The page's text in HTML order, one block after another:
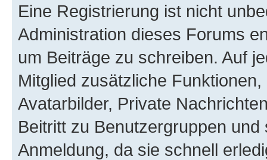
Eine Registrierung ist nicht
Administration dieses Forums
um Beiträge zu schreiben. Auf
Mitglied zusätzliche
Avatarbilder, Private
Beitritt zu Benutzergruppen
Anmeldung, da sie schnell